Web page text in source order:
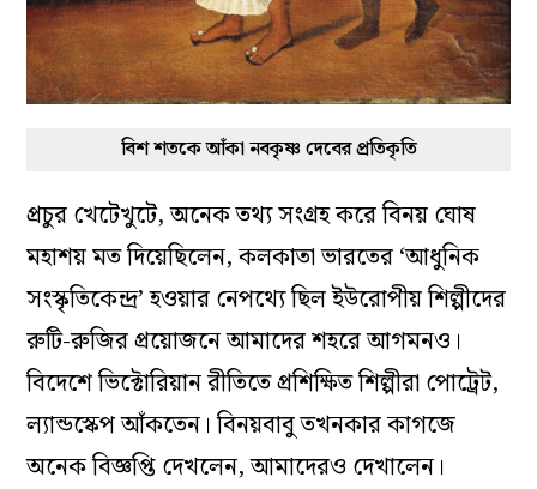
বিশ শতকে আঁকা নবকৃষ্ণ দেবের প্রতিকৃতি
প্রচুর খেটেখুটে, অনেক তথ্য সংগ্রহ করে বিনয় ঘোষ
মহাশয় মত দিয়েছিলেন, কলকাতা ভারতের ‘আধুনিক
সংস্কৃতিকেন্দ্র’ হওয়ার নেপথ্যে ছিল ইউরোপীয় শিল্পীদের
রুটি-রুজির প্রয়োজনে আমাদের শহরে আগমনও।
বিদেশে ভিক্টোরিয়ান রীতিতে প্রশিক্ষিত শিল্পীরা পোট্রেট,
ল্যান্ডস্কেপ আঁকতেন। বিনয়বাবু তখনকার কাগজে
অনেক বিজ্ঞপ্তি দেখলেন, আমাদেরও দেখালেন।